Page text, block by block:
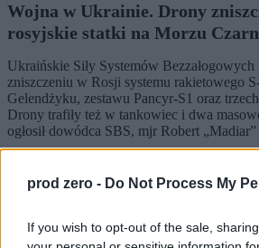
prod zero - Do Not Process My
If you wish to opt-out of the sale,
Wojna w Ukrainie. Drony
rosyjskie statki na Morzu
Ukraińskie Siły Systemów
zniszczeniu w Rosji systemu rakietowego
Gelendżyku, zestawu Pancyr-S1 oraz
Drony trafiły też w tankowiec i dwa
ogłosił dowódca SBS, mjr Robert
2 min